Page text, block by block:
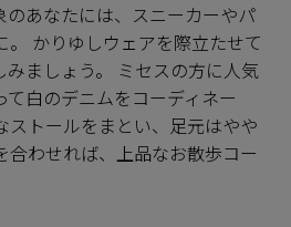
のあなたには、スニーカーやパ
。 かりゆしウェアを際立たせて
ましょう。 ミセスの方に人気
白のデニムをコーディネー
ストールをまとい、足元はやや
合わせれば、上品なお散歩コー